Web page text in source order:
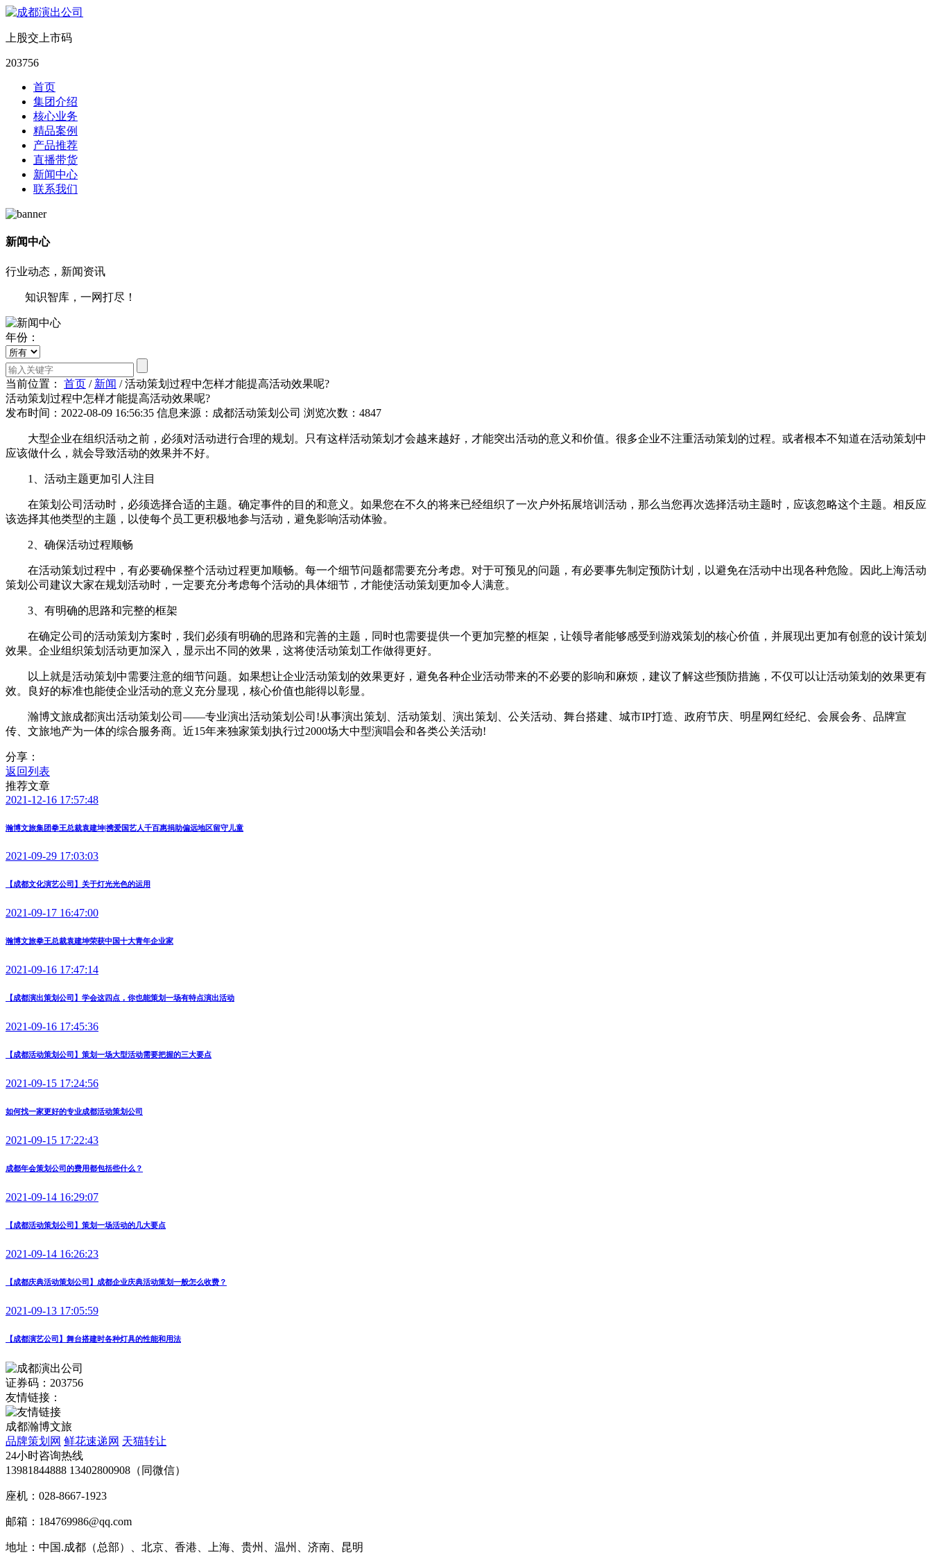
上股交上市码
203756
首页
集团介绍
核心业务
精品案例
产品推荐
直播带货
新闻中心
联系我们
新闻中心
行业动态，新闻资讯
知识智库，一网打尽！
年份：
当前位置： 首页 / 新闻 /活动策划过程中怎样才能提高活动效果呢?
活动策划过程中怎样才能提高活动效果呢?
发布时间：2022-08-09 16:56:35 信息来源：成都活动策划公司 浏览次数：4847
大型企业在组织活动之前，必须对活动进行合理的规划。只有这样活动策划才会越来越好，才能突出活动的意义和价值。很多企业不注重活动策划的过程。或者根本不知道在活动策划中
应该做什么，就会导致活动的效果并不好。
1、活动主题更加引人注目
在策划公司活动时，必须选择合适的主题。确定事件的目的和意义。如果您在不久的将来已经组织了一次户外拓展培训活动，那么当您再次选择活动主题时，应该忽略这个主题。相反应
该选择其他类型的主题，以使每个员工更积极地参与活动，避免影响活动体验。
2、确保活动过程顺畅
在活动策划过程中，有必要确保整个活动过程更加顺畅。每一个细节问题都需要充分考虑。对于可预见的问题，有必要事先制定预防计划，以避免在活动中出现各种危险。因此上海活动
策划公司建议大家在规划活动时，一定要充分考虑每个活动的具体细节，才能使活动策划更加令人满意。
3、有明确的思路和完整的框架
在确定公司的活动策划方案时，我们必须有明确的思路和完善的主题，同时也需要提供一个更加完整的框架，让领导者能够感受到游戏策划的核心价值，并展现出更加有创意的设计策划
效果。企业组织策划活动更加深入，显示出不同的效果，这将使活动策划工作做得更好。
以上就是活动策划中需要注意的细节问题。如果想让企业活动策划的效果更好，避免各种企业活动带来的不必要的影响和麻烦，建议了解这些预防措施，不仅可以让活动策划的效果更有
效。良好的标准也能使企业活动的意义充分显现，核心价值也能得以彰显。
瀚博文旅成都演出活动策划公司——专业演出活动策划公司!从事演出策划、活动策划、演出策划、公关活动、舞台搭建、城市IP打造、政府节庆、明星网红经纪、会展会务、品牌宣
传、文旅地产为一体的综合服务商。近15年来独家策划执行过2000场大中型演唱会和各类公关活动!
分享：
返回列表
推荐文章
2021-12-16 17:57:48
瀚博文旅集团拳王总裁袁建坤|携爱国艺人千百惠捐助偏远地区留守儿童
2021-09-29 17:03:03
【成都文化演艺公司】关于灯光光色的运用
2021-09-17 16:47:00
瀚博文旅拳王总裁袁建坤荣获中国十大青年企业家
2021-09-16 17:47:14
【成都演出策划公司】学会这四点，你也能策划一场有特点演出活动
2021-09-16 17:45:36
【成都活动策划公司】策划一场大型活动需要把握的三大要点
2021-09-15 17:24:56
如何找一家更好的专业成都活动策划公司
2021-09-15 17:22:43
成都年会策划公司的费用都包括些什么？
2021-09-14 16:29:07
【成都活动策划公司】策划一场活动的几大要点
2021-09-14 16:26:23
【成都庆典活动策划公司】成都企业庆典活动策划一般怎么收费？
2021-09-13 17:05:59
【成都演艺公司】舞台搭建时各种灯具的性能和用法
证券码：203756
友情链接：
成都瀚博文旅
品牌策划网 鲜花速递网 天猫转让
24小时咨询热线
13981844888 13402800908（同微信）
座机：028-8667-1923
邮箱：184769986@qq.com
地址：中国.成都（总部）、北京、香港、上海、贵州、温州、济南、昆明